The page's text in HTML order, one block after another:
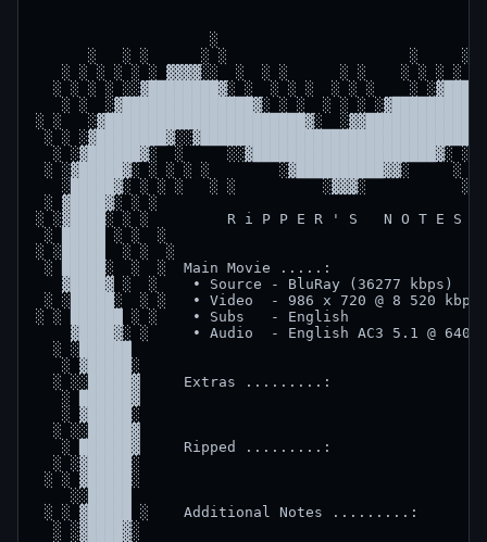
░
░   ░ ░      ░ ░                     ░     ░
░ ░ ░ ░ ░ ░ ▓▓▓▓░░  ░  ░ ░      ░ ░    ░ ░ ░ ░
░ ░ ░ ░ ░░▓████████▓░ ░  ░ ░ ░  ░ ░ ░    ░
░ ░  ░▓███████████████▓░ ░ ░  ░ ░ ░
░ ░   ░▓███████████████████████▓░
░ ░
░ ░▓██████▓░  ░     ░░▓█████████████████████▓░ ░
░ ░▓█████▓░ ░ ░ ░ ░        ░▓██████████▓▓░     ░
░█████▓░ ░ ░ ░   ░ ░          ░▓▓▓░           ░
░ ▓████▓░ ░ ░
░ ░▓████░ ░ ░         R i P P E R ' S   N O T
░ █████ ░ ░  ░
░ ░█████  ░ ░  ░
░ █████░  ░  ░  Main Movie .....:
▓████▓ ░  ░    ∙ Source -
░ ░█████░  ░ ░   ∙ Video  - 986
░ ░ ██████ ░ ░    ∙ Subs
▓████▓░ ░     ∙ Audio  - English AC3
  ░ ░██████
░
  ░ ░░█████▓     Extras .........:
   ░ ██████▓
   ░ ▓█████░
░
   ░ ██████▓     Ripped .........:
  ░ ░▓█████░
░ ░ ▓█████░
    ░░█████
░ ░ ▓█████ ░    Additional Notes .........:
░